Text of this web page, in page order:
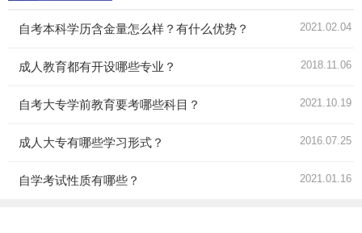
自考本科学历含金量怎么样？有什么优势？ 2021.02.04
成人教育都有开设哪些专业？ 2018.11.06
自考大专学前教育要考哪些科目？ 2021.10.19
成人大专有哪些学习形式？ 2016.07.25
自学考试性质有哪些？ 2021.01.16